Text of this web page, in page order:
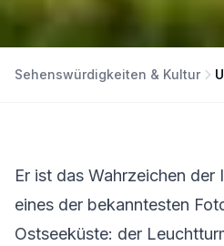
Sehenswürdigkeiten & Kultur
Er ist das Wahrzeichen der
eines der bekanntesten
Ostseeküste: der